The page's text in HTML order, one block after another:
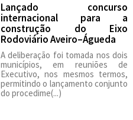
Lançado concurso
internacional para a
construção do Eixo
Rodoviário Aveiro–Águeda
A deliberação foi tomada nos dois
municípios, em reuniões de
Executivo, nos mesmos termos,
permitindo o lançamento conjunto
do procedime(...)